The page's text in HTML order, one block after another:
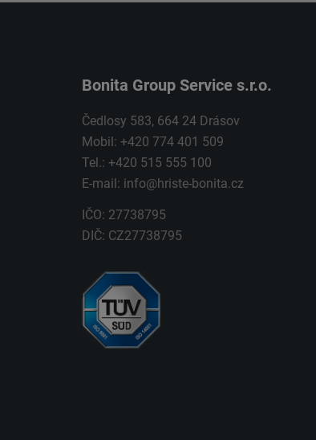
Bonita Group Service s.r.o.
Čedlosy 583, 664 24 Drásov
Mobil: +420 774 401 509
Tel.: +420 515 555 100
E-mail: info@hriste-bonita.cz
IČO: 27738795
DIČ: CZ27738795